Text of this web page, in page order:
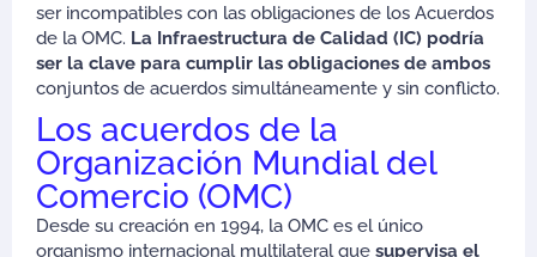
ser incompatibles con las obligaciones de los Acuerdos
de la OMC. La Infraestructura de Calidad (IC) podría
ser la clave para cumplir las obligaciones de ambos
conjuntos de acuerdos simultáneamente y sin conflicto.
Los acuerdos de la
Organización Mundial del
Comercio (OMC)
Desde su creación en 1994, la OMC es el único
organismo internacional multilateral que supervisa el